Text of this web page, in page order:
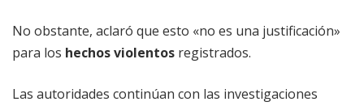
No obstante, aclaró que esto «no es una justificación»
para los hechos violentos registrados.
Las autoridades continúan con las investigaciones